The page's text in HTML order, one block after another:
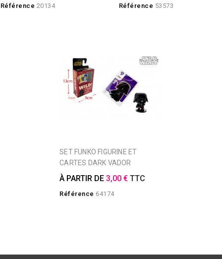
Référence 20134 Référence 53573
SET FUNKO FIGURINE ET
CARTES DARK VADOR
À PARTIR DE3,00 € TTC
Référence 64174